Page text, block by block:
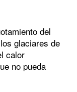
del
glaciares de
calor
no pueda